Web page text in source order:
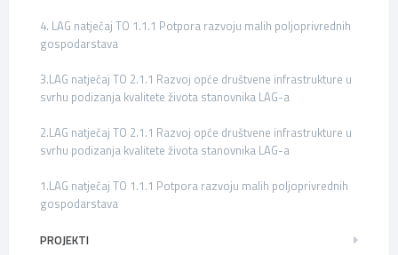
4. LAG natječaj TO 1.1.1 Potpora razvoju malih poljoprivrednih
gospodarstava
3.LAG natječaj TO 2.1.1 Razvoj opće društvene infrastrukture u
svrhu podizanja kvalitete života stanovnika LAG-a
2.LAG natječaj TO 2.1.1 Razvoj opće društvene infrastrukture u
svrhu podizanja kvalitete života stanovnika LAG-a
1.LAG natječaj TO 1.1.1 Potpora razvoju malih poljoprivrednih
gospodarstava
PROJEKTI